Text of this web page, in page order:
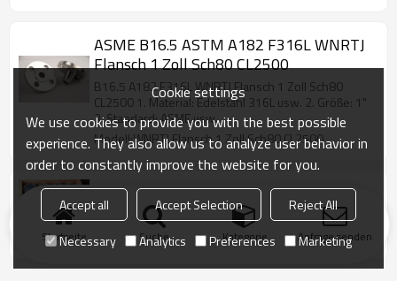
ASME B16.5 ASTM A182 F316L WNRTJ
Flansch 1 Zoll Sch80 CL2500
B16.5 A182 F316L WNRTJ Flansch 1 Zoll Sch80
CL2500 1. Material: Edelstahl 316L usw. 2. Größe: 1"
3. Standard: ASME usw.
Modell:WNRTJ Flansch 1 Zoll Sch80 CL2500
Edelstahlflansch B16.5
US $12.58
Modell:ASME B16.5 SO 150 Lbs 8" RF F316L
Startseite Suche Kategorie Anfrage senden
Cookie settings
We use cookies to provide you with the best possible
experience. They also allow us to analyze user behavior in
order to constantly improve the website for you.
Accept all Accept Selection
Reject All
Necessary
Analytics Preferences Marketing